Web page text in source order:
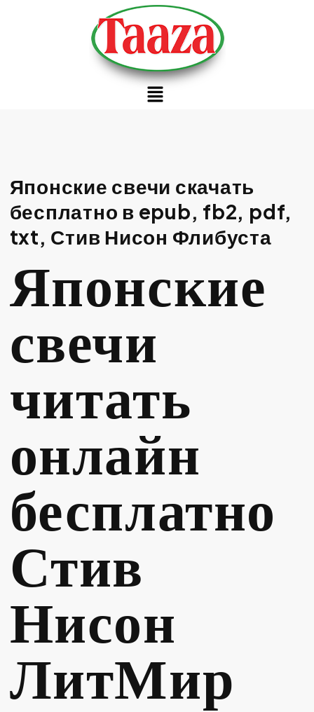
Японские свечи скачать
бесплатно в epub, fb2, pdf,
txt, Стив Нисон Флибуста
Японские
свечи
читать
онлайн
бесплатно
Стив
Нисон
ЛитМир